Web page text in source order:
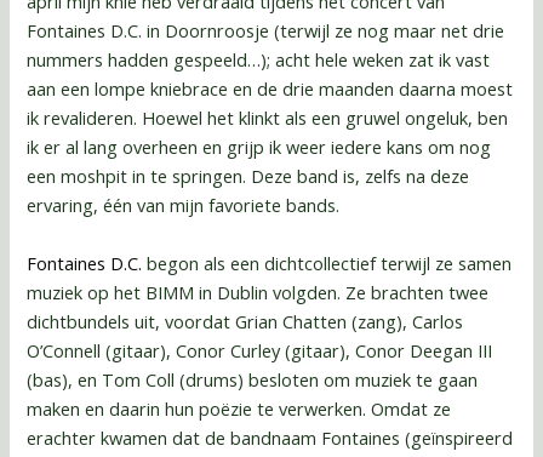
Fontaines D.C. in Doornroosje (terwijl ze nog maar net drie
nummers hadden gespeeld…); acht hele weken zat ik vast
aan een lompe kniebrace en de drie maanden daarna moest
ik revalideren. Hoewel het klinkt als een gruwel ongeluk, ben
ik er al lang overheen en grijp ik weer iedere kans om nog
een moshpit in te springen. Deze band is, zelfs na deze
ervaring, één van mijn favoriete bands.
Fontaines D.C. begon als een dichtcollectief terwijl ze samen
muziek op het BIMM in Dublin volgden. Ze brachten twee
dichtbundels uit, voordat Grian Chatten (zang), Carlos
O’Connell (gitaar), Conor Curley (gitaar), Conor Deegan III
(bas), en Tom Coll (drums) besloten om muziek te gaan
maken en daarin hun poëzie te verwerken. Omdat ze
erachter kwamen dat de bandnaam Fontaines (geïnspireerd